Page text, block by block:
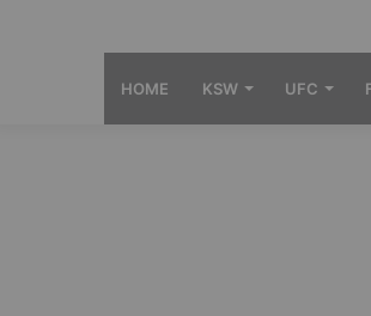
HOME KSW UFC